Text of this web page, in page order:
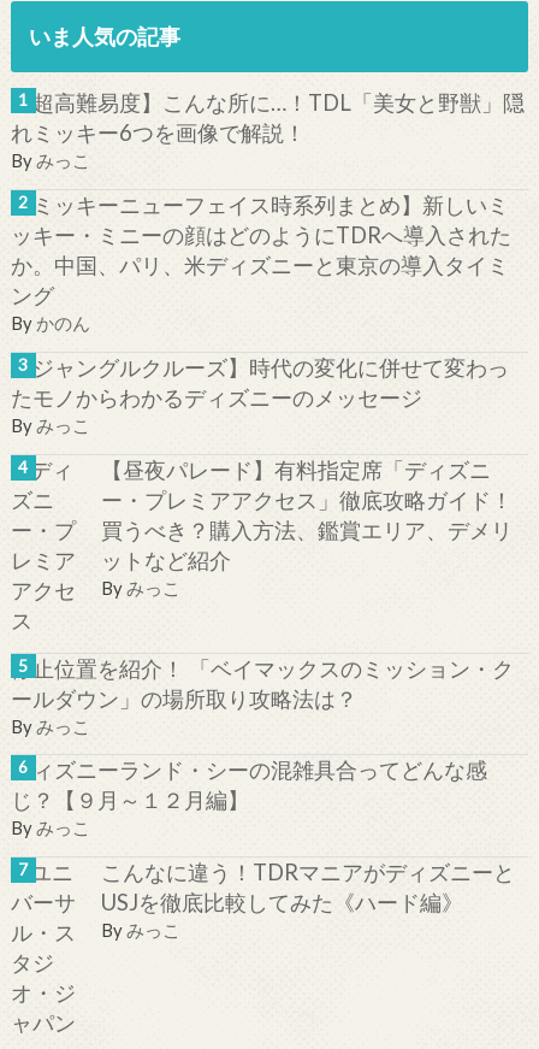
いま人気の記事
【超高難易度】こんな所に…！TDL「美女と野獣」隠
れミッキー6つを画像で解説！
Byみっこ
【ミッキーニューフェイス時系列まとめ】新しいミ
ッキー・ミニーの顔はどのようにTDRへ導入された
か。中国、パリ、米ディズニーと東京の導入タイミ
ング
By かのん
【ジャングルクルーズ】時代の変化に併せて変わっ
たモノからわかるディズニーのメッセージ
Byみっこ
【昼夜パレード】有料指定席「ディズニ
ー・プレミアアクセス」徹底攻略ガイド！
買うべき？購入方法、鑑賞エリア、デメリ
ットなど紹介
Byみっこ
停止位置を紹介！ 「ベイマックスのミッション・ク
ールダウン」の場所取り攻略法は？
Byみっこ
ディズニーランド・シーの混雑具合ってどんな感
じ？【９月～１２月編】
Byみっこ
こんなに違う！TDRマニアがディズニーと
USJを徹底比較してみた《ハード編》
Byみっこ